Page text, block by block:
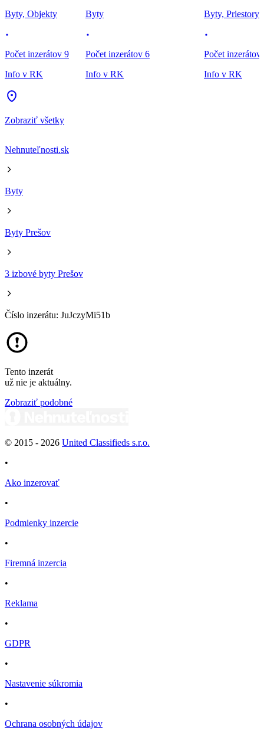
Byty, Objekty
Počet inzerátov 9
Info v RK
Byty
Počet inzerátov 6
Info v RK
Byty, Priestory
Počet inzerátov
Info v RK
Zobraziť všetky
Nehnuteľnosti.sk
Byty
Byty Prešov
3 izbové byty Prešov
Číslo inzerátu: JuJczyMi51b
Tento inzerát
už nie je aktuálny.
Zobraziť podobné
© 2015 - 2026 United Classifieds s.r.o.
•
Ako inzerovať
•
Podmienky inzercie
•
Firemná inzercia
•
Reklama
•
GDPR
•
Nastavenie súkromia
•
Ochrana osobných údajov